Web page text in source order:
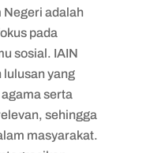
Negeri adalah
pada
sosial. IAIN
lulusan yang
serta
sehingga
masyarakat.